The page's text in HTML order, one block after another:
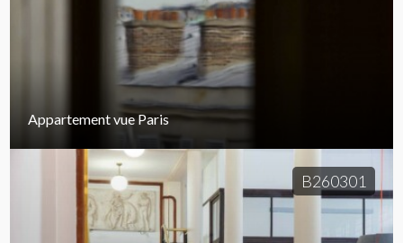
Appartement vue Paris
B260301